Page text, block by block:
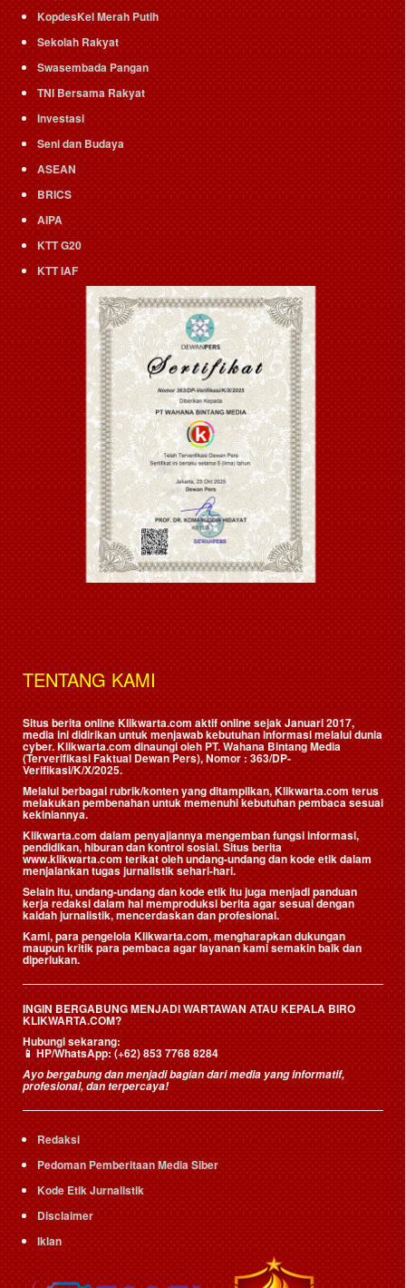
KopdesKel Merah Putih
Sekolah Rakyat
Swasembada Pangan
TNI Bersama Rakyat
Investasi
Seni dan Budaya
ASEAN
BRICS
AIPA
KTT G20
KTT IAF
TENTANG KAMI
Situs berita online Klikwarta.com aktif online sejak Januari 2017,
media ini didirikan untuk menjawab kebutuhan informasi melalui dunia
cyber. Klikwarta.com dinaungi oleh PT. Wahana Bintang Media
(Terverifikasi Faktual Dewan Pers), Nomor : 363/DP-
Verifikasi/K/X/2025.
Melalui berbagai rubrik/konten yang ditampilkan, Klikwarta.com terus
melakukan pembenahan untuk memenuhi kebutuhan pembaca sesuai
kekiniannya.
Klikwarta.com dalam penyajiannya mengemban fungsi informasi,
pendidikan, hiburan dan kontrol sosial. Situs berita
www.klikwarta.com terikat oleh undang-undang dan kode etik dalam
menjalankan tugas jurnalistik sehari-hari.
Selain itu, undang-undang dan kode etik itu juga menjadi panduan
kerja redaksi dalam hal memproduksi berita agar sesuai dengan
kaidah jurnalistik, mencerdaskan dan profesional.
Kami, para pengelola Klikwarta.com, mengharapkan dukungan
maupun kritik para pembaca agar layanan kami semakin baik dan
diperlukan.
INGIN BERGABUNG MENJADI WARTAWAN ATAU KEPALA BIRO
KLIKWARTA.COM?
Hubungi sekarang:
📱HP/WhatsApp:(+62) 853 7768 8284
Ayo bergabung dan menjadi bagian dari media yang informatif,
profesional, dan terpercaya!
Redaksi
Pedoman Pemberitaan Media Siber
Kode Etik Jurnalistik
Disclaimer
Iklan